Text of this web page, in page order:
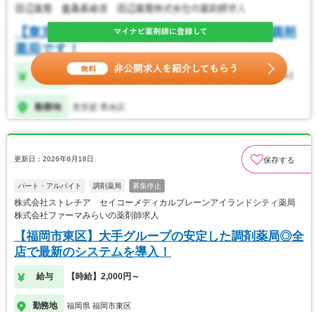
更新日：2026年6月18日 保存する
パート・アルバイト 調剤薬局 募集停止
株式会社ストレチア セイコーメディカルブレーンアイランドシティ薬局
株式会社ファーマみらいの薬剤師求人
【福岡市東区】大手グループの安定した調剤薬局◎全
店で最新のシステムを導入！
給与 【時給】2,000円～
勤務地 福岡県 福岡市東区